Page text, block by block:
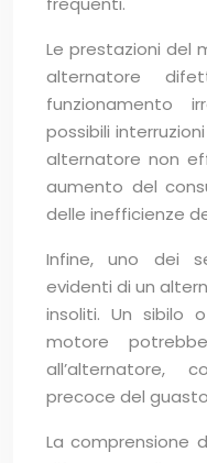
Le prestazioni del
alternatore
funzionamento
possibili
alternatore non
aumento del
delle inefficienze
Infine, uno dei
evidenti di un
insoliti. Un sibilo
motore
all’alternatore,
precoce del
La comprensione